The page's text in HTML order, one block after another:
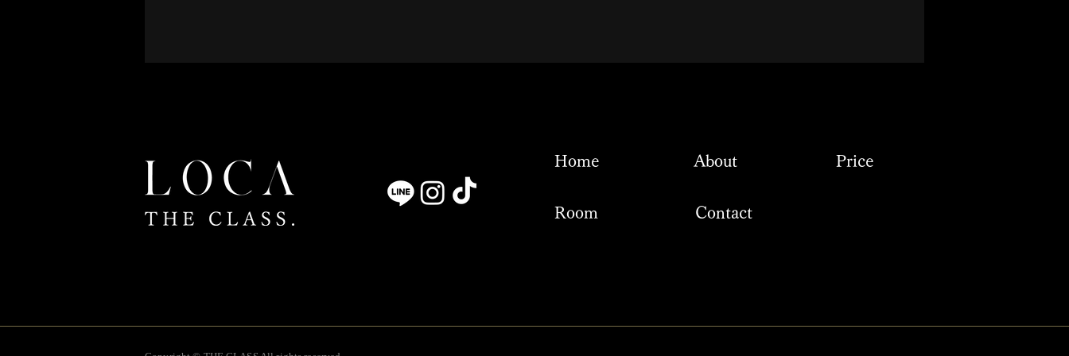
Home
Room
About Price
Contact